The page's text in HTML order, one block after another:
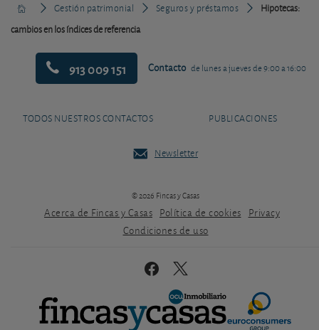
Gestión patrimonial Seguros y préstamos
Hipotecas:
cambios en los índices de referencia
913 009 151 Contacto de lunes a jueves de 9:00 a 16:00
TODOS NUESTROS CONTACTOS PUBLICACIONES
Newsletter
© 2026 Fincas y Casas
Acerca de Fincas y Casas Política de cookies
Privacy
Condiciones de uso